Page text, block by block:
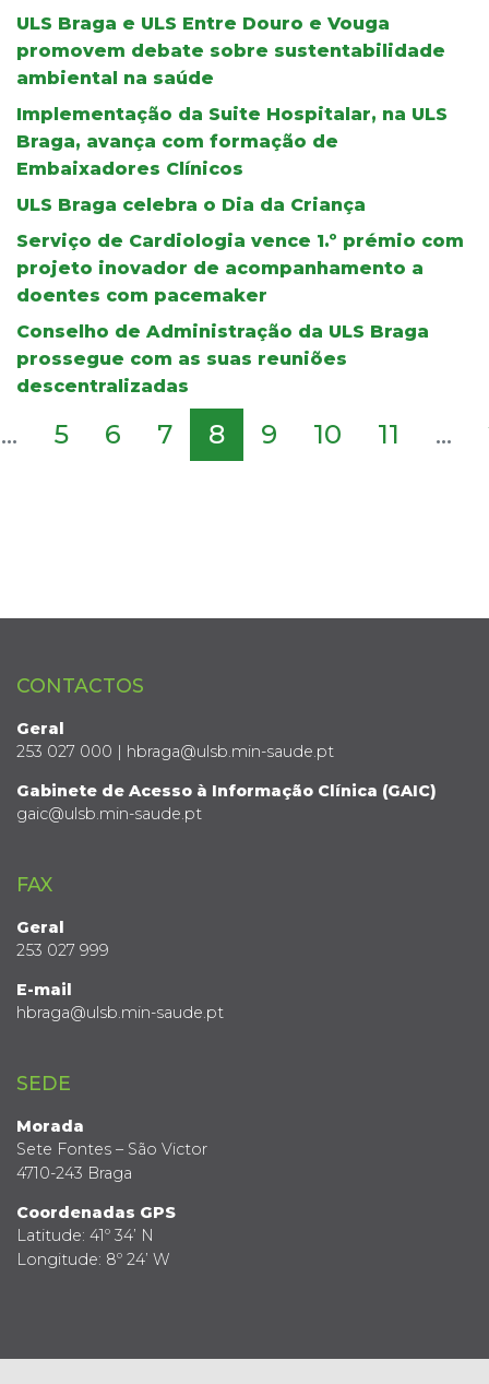
ULS Braga e ULS Entre Douro e Vouga
promovem debate sobre sustentabilidade
ambiental na saúde
Implementação da Suite Hospitalar, na ULS
Braga, avança com formação de
Embaixadores Clínicos
ULS Braga celebra o Dia da Criança
Serviço de Cardiologia vence 1.º prémio com
projeto inovador de acompanhamento a
doentes com pacemaker
Conselho de Administração da ULS Braga
prossegue com as suas reuniões
descentralizadas
... 5 6 7 8 9 10 11 ...
CONTACTOS
Geral
253 027 000 | hbraga@ulsb.min-saude.pt
Gabinete de Acesso à Informação Clínica (GAIC)
gaic@ulsb.min-saude.pt
FAX
Geral
253 027 999
E-mail
hbraga@ulsb.min-saude.pt
SEDE
Morada
Sete Fontes – São Victor
4710-243 Braga
Coordenadas GPS
Latitude: 41º 34’ N
Longitude: 8º 24’ W